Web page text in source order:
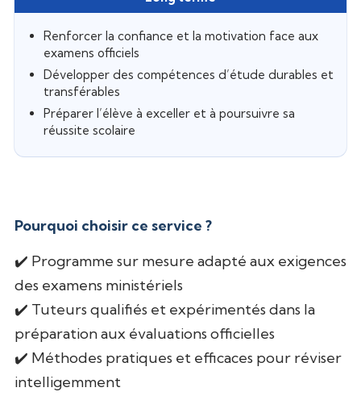
Renforcer la confiance et la motivation face aux
examens officiels
Développer des compétences d’étude durables et
transférables
Préparer l’élève à exceller et à poursuivre sa
réussite scolaire
Pourquoi choisir ce service ?
✔️ Programme sur mesure adapté aux exigences
des examens ministériels
✔️ Tuteurs qualifiés et expérimentés dans la
préparation aux évaluations officielles
✔️ Méthodes pratiques et efficaces pour réviser
intelligemment